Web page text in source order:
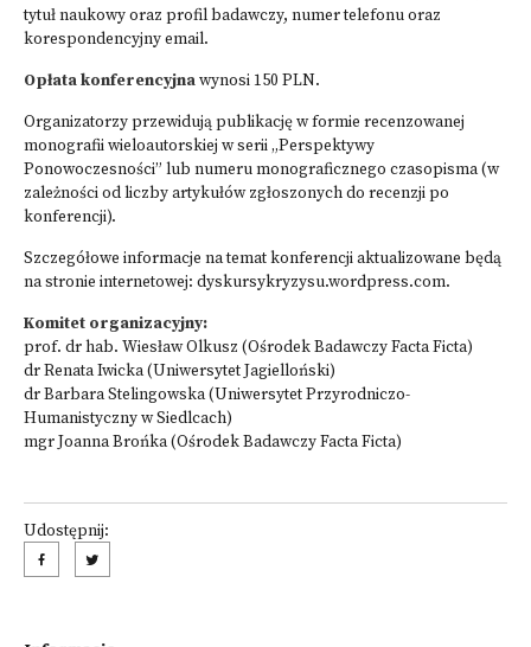
tytuł naukowy oraz profil badawczy, numer telefonu oraz
korespondencyjny email.
Opłata konferencyjnawynosi 150 PLN.
Organizatorzy przewidują publikację w formie recenzowanej
monografii wieloautorskiej w serii „Perspektywy
Ponowoczesności” lub numeru monograficznego czasopisma (w
zależności od liczby artykułów zgłoszonych do recenzji po
konferencji).
Szczegółowe informacje na temat konferencji aktualizowane będą
na stronie internetowej: dyskursykryzysu.wordpress.com.
Komitet organizacyjny:
prof. dr hab. Wiesław Olkusz (Ośrodek Badawczy Facta Ficta)
dr Renata Iwicka (Uniwersytet Jagielloński)
dr Barbara Stelingowska (Uniwersytet Przyrodniczo-
Humanistyczny w Siedlcach)
mgr Joanna Brońka (Ośrodek Badawczy Facta Ficta)
Udostępnij: